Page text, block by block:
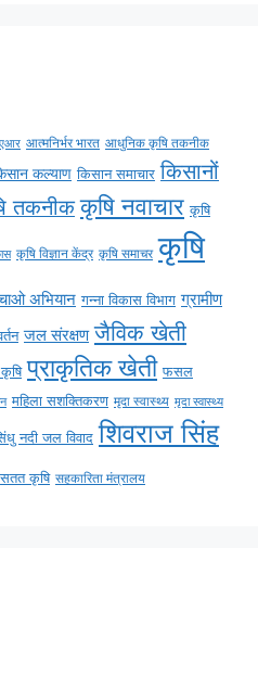
आत्मनिर्भर भारत आधुनिक कृषि तकनीक
कल्याण किसान समाचार किसानों
तकनीक कृषि नवाचार कृषि
कृषि विज्ञान केंद्र कृषि समाचर कृषि
अभियान गन्ना विकास विभाग ग्रामीण
जल संरक्षण जैविक खेती
प्राकृतिक खेती फसल
महिला सशक्तिकरण मृदा स्वास्थ्य मृदा स्वास्थ्य
नदी जल विवाद शिवराज सिंह
सतत कृषि सहकारिता मंत्रालय